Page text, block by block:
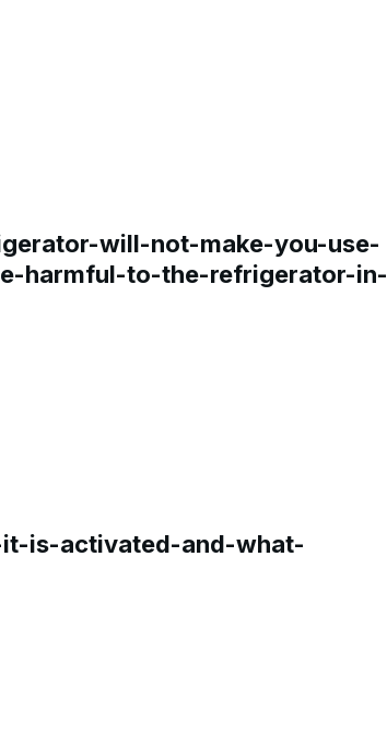
will-not-make-you-use-
harmful-to-the-refrigerator-in-
is-activated-and-what-